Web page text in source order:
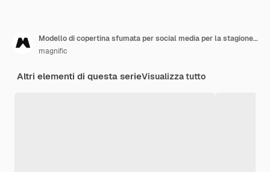
Modello di copertina sfumata per social media per la stagione di Halloween
magnific
Altri elementi di questa serieVisualizza tutto